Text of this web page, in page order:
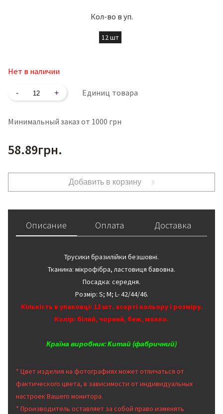
Кол-во в уп.
12 шт
Нет в наличии
Количество Единиц товара
Минимальный заказ от 1000 грн
58.89грн.
Добавить в корзину
Описание Оплата Доставка
Трусики бразилійки безшовні.
Тканина: мікрофібра, ластовиця бавовна.
Посадка: середня.
Розмір: S; M; L- 42/44/46.
Кількість в упаковці: 12 шт. асорті кольору і розміру.
Колір: білий, чорний, беж, мокко.
Країна виробник: Китай (фабричний)
* Цвет изделия на фотографиях может отличаться от
фактического цвета, в зависимости от индивидуальных
настроек Вашего монитора.
* Производитель оставляет за собой право изменять